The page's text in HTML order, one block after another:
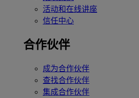
活动和在线讲座
信任中心
合作伙伴
成为合作伙伴
查找合作伙伴
集成合作伙伴